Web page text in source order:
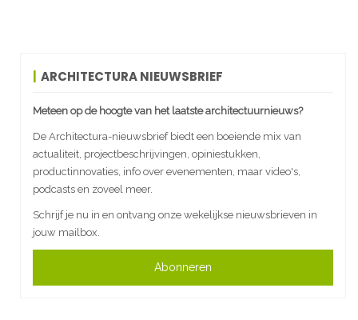
ARCHITECTURA NIEUWSBRIEF
Meteen op de hoogte van het laatste architectuurnieuws?
De Architectura-nieuwsbrief biedt een boeiende mix van
actualiteit, projectbeschrijvingen, opiniestukken,
productinnovaties, info over evenementen, maar video's,
podcasts en zoveel meer.
Schrijf je nu in en ontvang onze wekelijkse nieuwsbrieven in
jouw mailbox.
Abonneren